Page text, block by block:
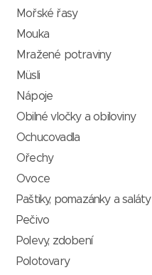
Mořské řasy
Mouka
Mražené potraviny
Müsli
Nápoje
Obilné vločky a obiloviny
Ochucovadla
Ořechy
Ovoce
Paštiky, pomazánky a saláty
Pečivo
Polevy, zdobení
Polotovary